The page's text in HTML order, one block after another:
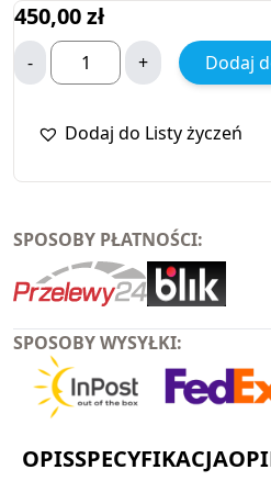
450,00zł
- + Dodaj
Dodaj do Listy życzeń
SPOSOBY PŁATNOŚCI:
SPOSOBY WYSYŁKI:
OPISSPECYFIKACJA